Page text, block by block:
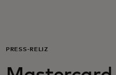
Biznes uchun
PRESS-RELIZ